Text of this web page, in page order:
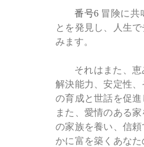
番号6 冒険に共
とを発見し、人生
みます。
それはまた、
解決能力、安定性、
の育成と世話を促
また、愛情のある
の家族を養い、信
かに富を築くあな